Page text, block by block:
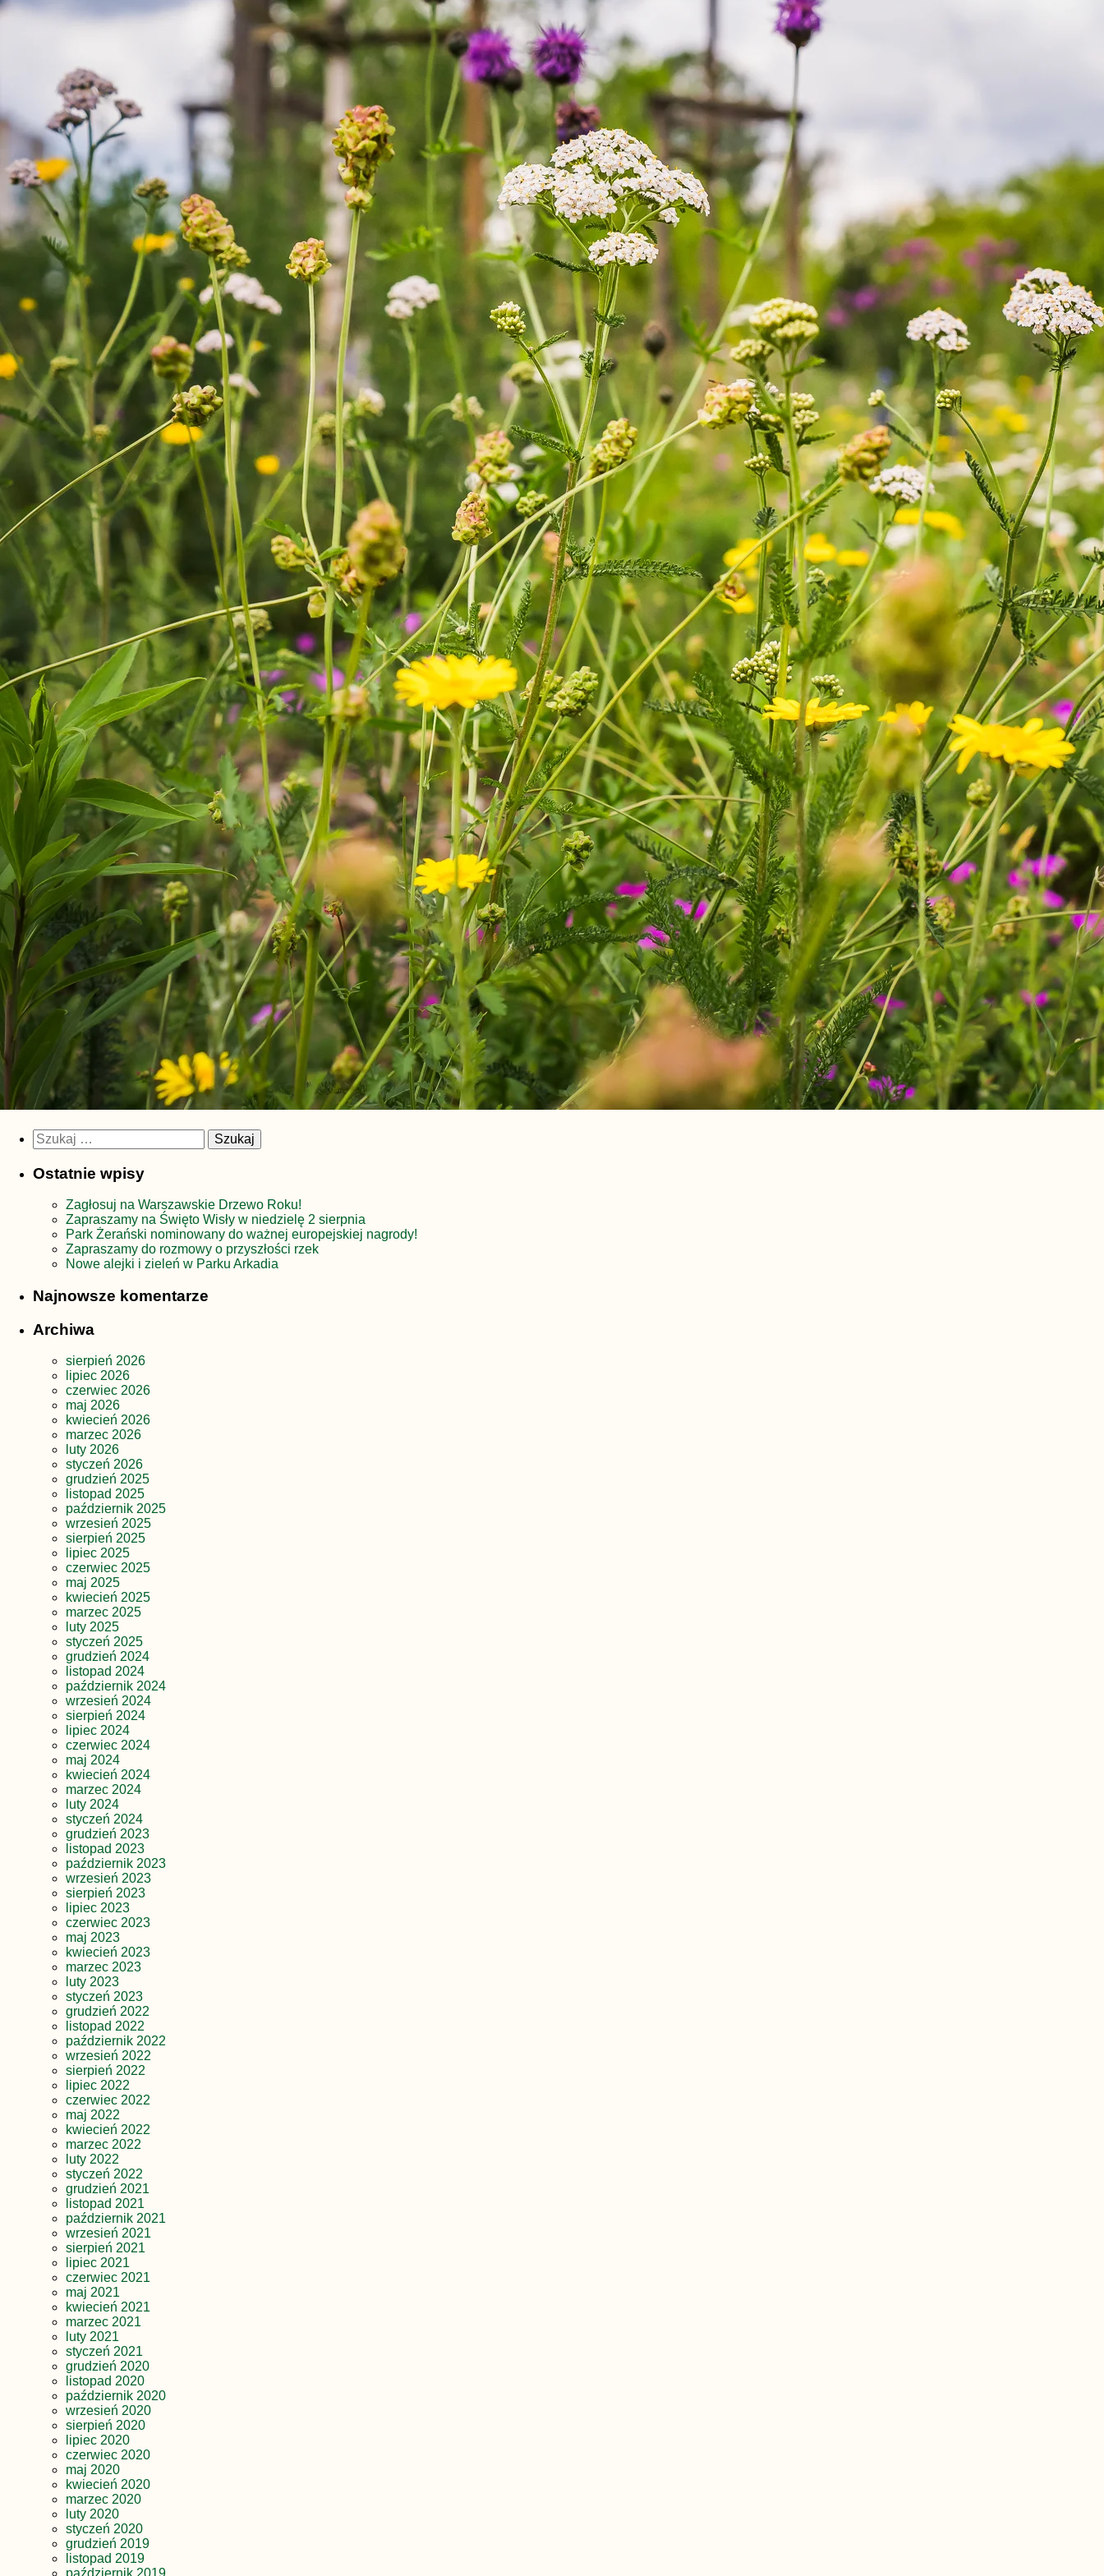
Szukaj:
Ostatnie wpisy
Zagłosuj na Warszawskie Drzewo Roku!
Zapraszamy na Święto Wisły w niedzielę 2 sierpnia
Park Żerański nominowany do ważnej europejskiej nagrody!
Zapraszamy do rozmowy o przyszłości rzek
Nowe alejki i zieleń w Parku Arkadia
Najnowsze komentarze
Archiwa
sierpień 2026
lipiec 2026
czerwiec 2026
maj 2026
kwiecień 2026
marzec 2026
luty 2026
styczeń 2026
grudzień 2025
listopad 2025
październik 2025
wrzesień 2025
sierpień 2025
lipiec 2025
czerwiec 2025
maj 2025
kwiecień 2025
marzec 2025
luty 2025
styczeń 2025
grudzień 2024
listopad 2024
październik 2024
wrzesień 2024
sierpień 2024
lipiec 2024
czerwiec 2024
maj 2024
kwiecień 2024
marzec 2024
luty 2024
styczeń 2024
grudzień 2023
listopad 2023
październik 2023
wrzesień 2023
sierpień 2023
lipiec 2023
czerwiec 2023
maj 2023
kwiecień 2023
marzec 2023
luty 2023
styczeń 2023
grudzień 2022
listopad 2022
październik 2022
wrzesień 2022
sierpień 2022
lipiec 2022
czerwiec 2022
maj 2022
kwiecień 2022
marzec 2022
luty 2022
styczeń 2022
grudzień 2021
listopad 2021
październik 2021
wrzesień 2021
sierpień 2021
lipiec 2021
czerwiec 2021
maj 2021
kwiecień 2021
marzec 2021
luty 2021
styczeń 2021
grudzień 2020
listopad 2020
październik 2020
wrzesień 2020
sierpień 2020
lipiec 2020
czerwiec 2020
maj 2020
kwiecień 2020
marzec 2020
luty 2020
styczeń 2020
grudzień 2019
listopad 2019